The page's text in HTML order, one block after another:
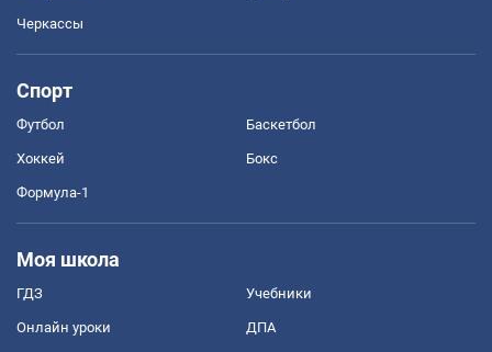
Черкассы
Спорт
Футбол Баскетбол
Хоккей Бокс
Формула-1
Моя школа
ГДЗ Учебники
Онлайн уроки ДПА